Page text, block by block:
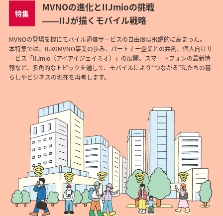
特集
MVNOの進化とIIJmioの挑戦
――IIJが描くモバイル戦略
MVNOの登場を機にモバイル通信サービスの自由度は飛躍的に高まった。
本特集では、IIJのMVNO事業の歩み、パートナー企業との共創、個人向けサ
ービス「IIJmio（アイアイジェイミオ）」の展開、スマートフォンの最新情
報など、多角的なトピックを通して、モバイルにより“つながる”私たちの暮
らしやビジネスの現在を再考します。